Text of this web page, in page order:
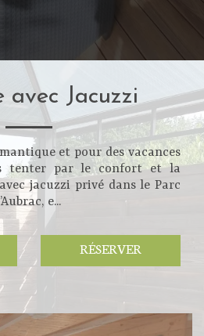
avec Jacuzzi
et pour des vacances
tenter par le confort et la
jacuzzi privé dans le Parc
e...
RÉSERVER